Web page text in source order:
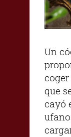
Un
que
cayó